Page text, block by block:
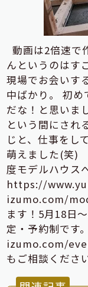
動画は2倍速で
んというのはす
現場でお会いす
中ばかり。 初め
だな！と思いま
という間にされ
じと、仕事をし
萌えました(笑)
度モデルハウス
https://
izumo.com/
ます！5月18日
定・予約制で
izumo.com/
もご相談くださ